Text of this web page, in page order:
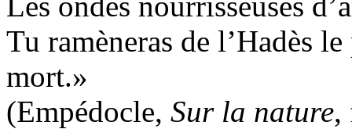
Tu ramèneras de l’Hadès
mort.
(Empédocle, Sur la nature,